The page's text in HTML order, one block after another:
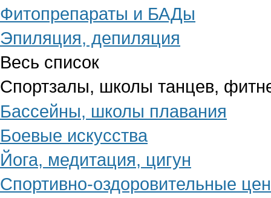
Фитопрепараты и БАДы
Эпиляция, депиляция
Весь список
Спортзалы, школы танцев,
Бассейны, школы плавания
Боевые искусства
Йога, медитация, цигун
Спортивно-оздоровительные